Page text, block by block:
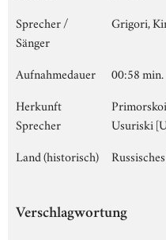
Sprecher /
Sänger
Grigori,
Aufnahmedauer
00:58 min.
Herkunft
Sprecher
Usuriski
Land (historisch)
Verschlagwortung